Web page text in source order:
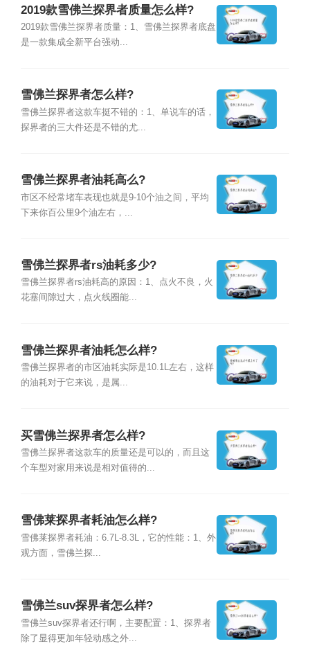
2019款雪佛兰探界者质量怎么样?
2019款雪佛兰探界者质量：1、雪佛兰探界者底盘
是一款集成全新平台强动...
雪佛兰探界者怎么样?
雪佛兰探界者这款车挺不错的：1、单说车的话，
探界者的三大件还是不错的尤...
雪佛兰探界者油耗高么?
市区不经常堵车表现也就是9-10个油之间，平均
下来你百公里9个油左右，...
雪佛兰探界者rs油耗多少?
雪佛兰探界者rs油耗高的原因：1、点火不良，火
花塞间隙过大，点火线圈能...
雪佛兰探界者油耗怎么样?
雪佛兰探界者的市区油耗实际是10.1L左右，这样
的油耗对于它来说，是属...
买雪佛兰探界者怎么样?
雪佛兰探界者这款车的质量还是可以的，而且这
个车型对家用来说是相对值得的...
雪佛莱探界者耗油怎么样?
雪佛莱探界者耗油：6.7L-8.3L，它的性能：1、外
观方面，雪佛兰探...
雪佛兰suv探界者怎么样?
雪佛兰suv探界者还行啊，主要配置：1、探界者
除了显得更加年轻动感之外...